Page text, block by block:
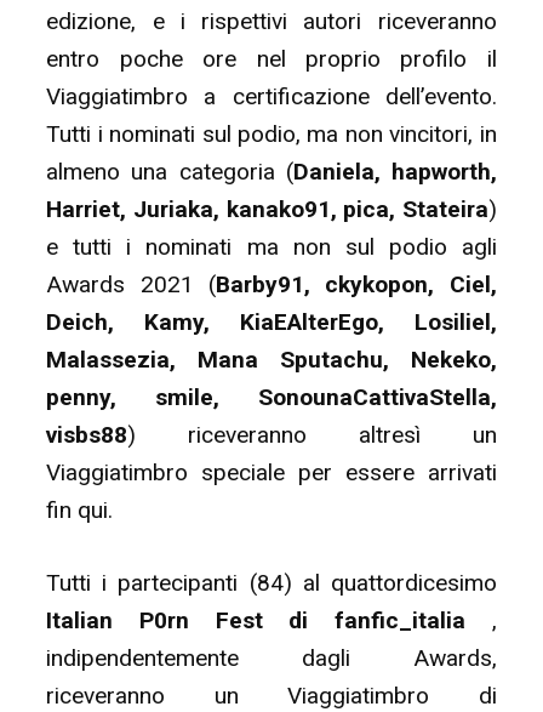
edizione, e i rispettivi autori riceveranno
entro poche ore nel proprio profilo il
Viaggiatimbro a certificazione dell’evento.
Tutti i nominati sul podio, ma non vincitori, in
almeno una categoria (Daniela, hapworth,
Harriet, Juriaka, kanako91, pica, Stateira)
e tutti i nominati ma non sul podio agli
Awards 2021 (Barby91, ckykopon, Ciel,
Deich, Kamy, KiaEAlterEgo, Losiliel,
Malassezia, Mana Sputachu, Nekeko,
penny, smile, SonounaCattivaStella,
visbs88) riceveranno altresì un
Viaggiatimbro speciale per essere arrivati
fin qui.
Tutti i partecipanti (84) al quattordicesimo
Italian P0rn Fest di fanfic_italia ,
indipendentemente dagli Awards,
riceveranno un Viaggiatimbro di